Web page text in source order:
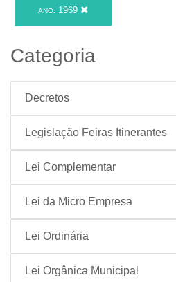
ANO: 1969
Categoria
Decretos
Legislação Feiras Itinerantes
Lei Complementar
Lei da Micro Empresa
Lei Ordinária
Lei Orgânica Municipal